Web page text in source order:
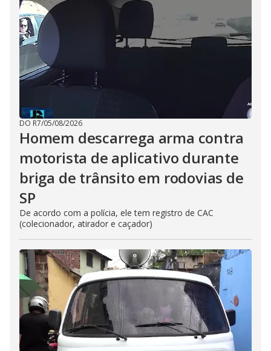
DO R7/05/08/2026
Homem descarrega arma contra
motorista de aplicativo durante
briga de trânsito em rodovias de
SP
De acordo com a polícia, ele tem registro de CAC
(colecionador, atirador e caçador)